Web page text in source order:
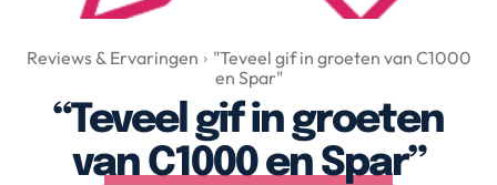
Over Valerie
Over Valerie
De Top 5
Contact
Reviews & Ervaringen
"Teveel gif in groeten van C1000
en Spar"
“Teveel gif in groeten
van C1000 en Spar”